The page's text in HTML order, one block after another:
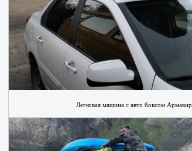
Легковая машина с авто боксом Армавир